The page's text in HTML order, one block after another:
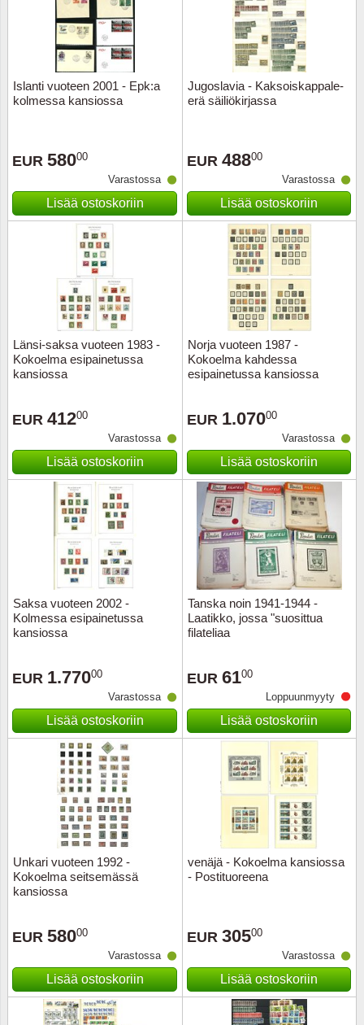
Islanti vuoteen 2001 - Epk:a
kolmessa kansiossa
EUR 58000
Varastossa
Lisää ostoskoriin
Jugoslavia - Kaksoiskappale-
erä säiliökirjassa
EUR 48800
Varastossa
Lisää ostoskoriin
Länsi-saksa vuoteen 1983 -
Kokoelma esipainetussa
kansiossa
EUR 41200
Varastossa
Lisää ostoskoriin
Norja vuoteen 1987 -
Kokoelma kahdessa
esipainetussa kansiossa
EUR 1.07000
Varastossa
Lisää ostoskoriin
Saksa vuoteen 2002 -
Kolmessa esipainetussa
kansiossa
EUR 1.77000
Varastossa
Lisää ostoskoriin
Tanska noin 1941-1944 -
Laatikko, jossa "suosittua
filateliaa
EUR 6100
Loppuunmyyty
Lisää ostoskoriin
Unkari vuoteen 1992 -
Kokoelma seitsemässä
kansiossa
EUR 58000
Varastossa
Lisää ostoskoriin
venäjä - Kokoelma kansiossa
- Postituoreena
EUR 30500
Varastossa
Lisää ostoskoriin
Länsi-
San
Sveitsi
Turkki
Uusi